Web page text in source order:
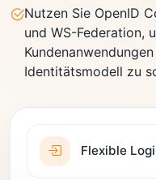
Nutzen Sie OpenID
und WS-Federation,
Identitätsmodell zu
Flexible